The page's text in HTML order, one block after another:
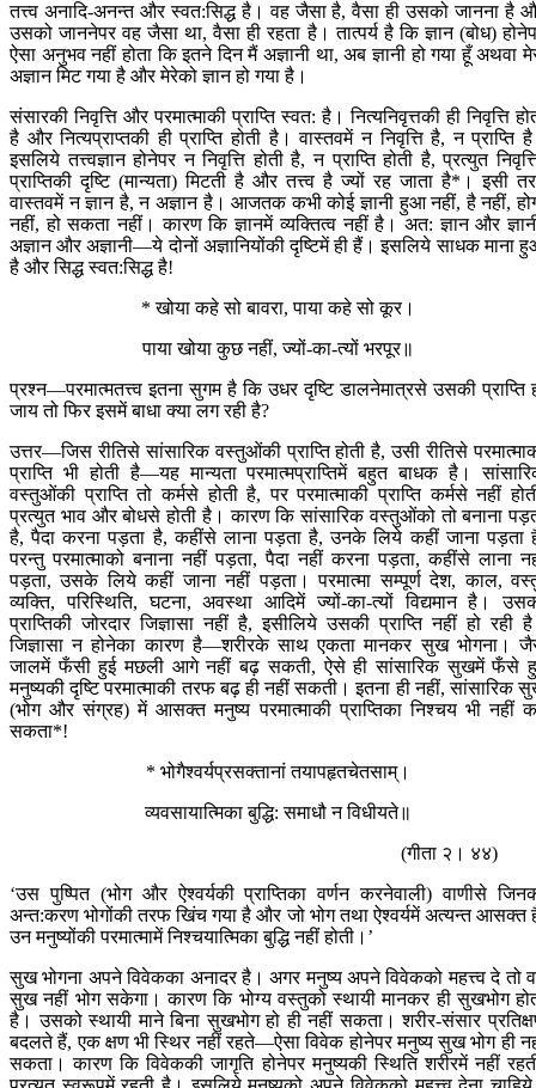
तत्त्व अनादि-अनन्त और स्वत:सिद्ध है। वह जैसा है, वैसा ही उसको जानना है
उसको जाननेपर वह जैसा था, वैसा ही रहता है। तात्पर्य है कि ज्ञान (बोध)
ऐसा अनुभव नहीं होता कि इतने दिन मैं अज्ञानी था, अब ज्ञानी हो गया हूँ अथवा
अज्ञान मिट गया है और मेरेको ज्ञान हो गया है।
संसारकी निवृत्ति और परमात्माकी प्राप्ति स्वत: है। नित्यनिवृत्तकी ही निवृत्ति
है और नित्यप्राप्तकी ही प्राप्ति होती है। वास्तवमें न निवृत्ति है, न प्राप्ति
इसलिये तत्त्वज्ञान होनेपर न निवृत्ति होती है, न प्राप्ति होती है, प्रत्युत
प्राप्तिकी दृष्टि (मान्यता) मिटती है और तत्त्व है ज्यों रह जाता है*। इसी
वास्तवमें न ज्ञान है, न अज्ञान है। आजतक कभी कोई ज्ञानी हुआ नहीं, है नहीं,
नहीं, हो सकता नहीं। कारण कि ज्ञानमें व्यक्तित्व नहीं है। अत: ज्ञान और
अज्ञान और अज्ञानी—ये दोनों अज्ञानियोंकी दृष्टिमें ही हैं। इसलिये साधक माना
है और सिद्ध स्वत:सिद्ध है!
* खोया कहे सो बावरा, पाया कहे सो कूर।
पाया खोया कुछ नहीं, ज्यों-का-त्यों भरपूर॥
प्रश्न—परमात्मतत्त्व इतना सुगम है कि उधर दृष्टि डालनेमात्रसे उसकी प्राप्ति
जाय तो फिर इसमें बाधा क्या लग रही है?
उत्तर—जिस रीतिसे सांसारिक वस्तुओंकी प्राप्ति होती है, उसी रीतिसे
प्राप्ति भी होती है—यह मान्यता परमात्मप्राप्तिमें बहुत बाधक है।
वस्तुओंकी प्राप्ति तो कर्मसे होती है, पर परमात्माकी प्राप्ति कर्मसे नहीं
प्रत्युत भाव और बोधसे होती है। कारण कि सांसारिक वस्तुओंको तो बनाना
है, पैदा करना पड़ता है, कहींसे लाना पड़ता है, उनके लिये कहीं जाना पड़ता
परन्तु परमात्माको बनाना नहीं पड़ता, पैदा नहीं करना पड़ता, कहींसे लाना
पड़ता, उसके लिये कहीं जाना नहीं पड़ता। परमात्मा सम्पूर्ण देश, काल,
व्यक्ति, परिस्थिति, घटना, अवस्था आदिमें ज्यों-का-त्यों विद्यमान है।
प्राप्तिकी जोरदार जिज्ञासा नहीं है, इसीलिये उसकी प्राप्ति नहीं हो रही
जिज्ञासा न होनेका कारण है—शरीरके साथ एकता मानकर सुख भोगना।
जालमें फँसी हुई मछली आगे नहीं बढ़ सकती, ऐसे ही सांसारिक सुखमें फँसे
मनुष्यकी दृष्टि परमात्माकी तरफ बढ़ ही नहीं सकती। इतना ही नहीं, सांसारिक
(भोग और संग्रह) में आसक्त मनुष्य परमात्माकी प्राप्तिका निश्चय भी नहीं
सकता*!
* भोगैश्वर्यप्रसक्तानां तयापहृतचेतसाम्।
व्यवसायात्मिका बुद्धि: समाधौ न विधीयते॥
(गीता २। ४४)
‘उस पुष्पित (भोग और ऐश्वर्यकी प्राप्तिका वर्णन करनेवाली) वाणीसे
अन्त:करण भोगोंकी तरफ खिंच गया है और जो भोग तथा ऐश्वर्यमें अत्यन्त आसक्त
उन मनुष्योंकी परमात्मामें निश्चयात्मिका बुद्धि नहीं होती।’
सुख भोगना अपने विवेकका अनादर है। अगर मनुष्य अपने विवेकको महत्त्व दे तो
सुख नहीं भोग सकेगा। कारण कि भोग्य वस्तुको स्थायी मानकर ही सुखभोग
है। उसको स्थायी माने बिना सुखभोग हो ही नहीं सकता। शरीर-संसार
बदलते हैं, एक क्षण भी स्थिर नहीं रहते—ऐसा विवेक होनेपर मनुष्य सुख भोग ही
सकता। कारण कि विवेककी जागृति होनेपर मनुष्यकी स्थिति शरीरमें नहीं